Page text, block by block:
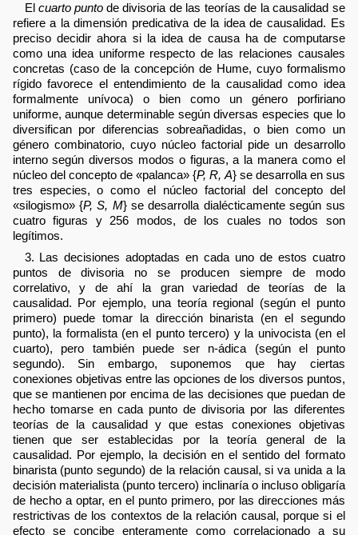
El cuarto puntode divisoria de las teorías de la causalidad se
refiere a la dimensión predicativa de la idea de causalidad. Es
preciso decidir ahora si la idea de causa ha de computarse
como una idea uniforme respecto de las relaciones causales
concretas (caso de la concepción de Hume, cuyo formalismo
rígido favorece el entendimiento de la causalidad como idea
formalmente unívoca) o bien como un género porfiriano
uniforme, aunque determinable según diversas especies que lo
diversifican por diferencias sobreañadidas, o bien como un
género combinatorio, cuyo núcleo factorial pide un desarrollo
interno según diversos modos o figuras, a la manera como el
núcleo del concepto de «palanca» {P, R, A} se desarrolla en sus
tres especies, o como el núcleo factorial del concepto del
«silogismo» {P, S, M} se desarrolla dialécticamente según sus
cuatro figuras y 256 modos, de los cuales no todos son
legítimos.
3. Las decisiones adoptadas en cada uno de estos cuatro
puntos de divisoria no se producen siempre de modo
correlativo, y de ahí la gran variedad de teorías de la
causalidad. Por ejemplo, una teoría regional (según el punto
primero) puede tomar la dirección binarista (en el segundo
punto), la formalista (en el punto tercero) y la univocista (en el
cuarto), pero también puede ser n-ádica (según el punto
segundo). Sin embargo, suponemos que hay ciertas
conexiones objetivas entre las opciones de los diversos puntos,
que se mantienen por encima de las decisiones que puedan de
hecho tomarse en cada punto de divisoria por las diferentes
teorías de la causalidad y que estas conexiones objetivas
tienen que ser establecidas por la teoría general de la
causalidad. Por ejemplo, la decisión en el sentido del formato
binarista (punto segundo) de la relación causal, si va unida a la
decisión materialista (punto tercero) inclinaría o incluso obligaría
de hecho a optar, en el punto primero, por las direcciones más
restrictivas de los contextos de la relación causal, porque si el
efecto se concibe enteramente como correlacionado a su